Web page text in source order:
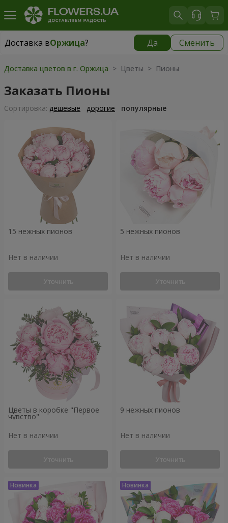
Доставка вОржица? Да Сменить
Доставка вОржица|
Доставка цветов в г. Оржица > Цветы > Пионы
Заказать Пионы
Cортировка: дешевые дорогие популярные
15 нежных пионов
Нет в наличии
Уточнить
5 нежных пионов
Нет в наличии
Уточнить
Цветы в коробке "Первое
чувство"
Нет в наличии
Уточнить
9 нежных пионов
Нет в наличии
Уточнить